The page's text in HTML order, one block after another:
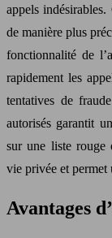
appels
de manière plus
fonctionnalité de
rapidement les
tentatives de
autorisés garantit
sur une liste rouge
vie privée et permet
Avantages